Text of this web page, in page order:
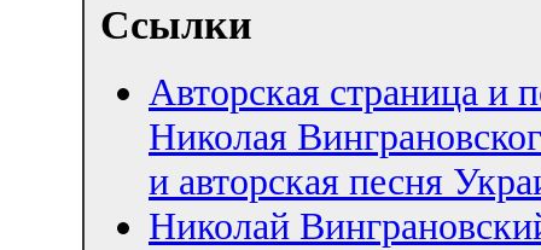
Ссылки
Авторская страница и
Николая
и авторская песня
Николай